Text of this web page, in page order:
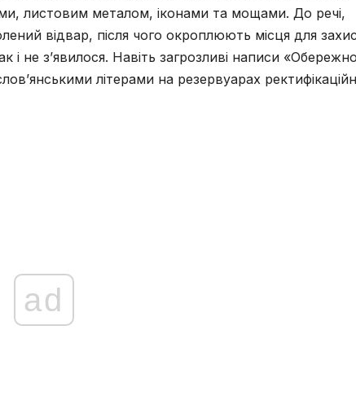
листовим металом, іконами та мощами. До речі,
відвар, після чого окроплюють місця для
і не з’явилося. Навіть загрозливі написи
літерами на резервуарах
ad